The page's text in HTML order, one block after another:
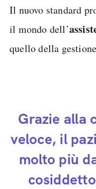
Il nuovo standard
il mondo dell’
quello della
Grazie alla
veloce, il
molto più